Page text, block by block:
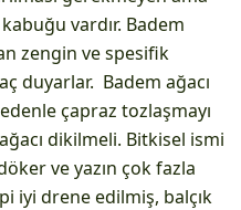
vardır. Badem
zengin ve spesifik
duyarlar. Badem ağacı
çapraz tozlaşmayı
dikilmeli. Bitkisel ismi
ve yazın çok fazla
iyi drene edilmiş, balçık